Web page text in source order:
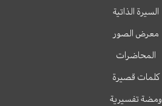
السيرة الذاتية
معرض الصور
المحاضرات
كلمات قصيرة
ومضة تفسيرية